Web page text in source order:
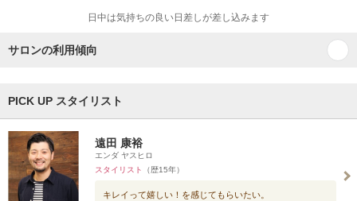
日中は気持ちの良い日差しが差し込みます
サロンの利用傾向
PICK UP スタイリスト
遠田 康裕
エンダ ヤスヒロ
スタイリスト
（歴15年）
キレイって嬉しい！を感じてもらいたい。